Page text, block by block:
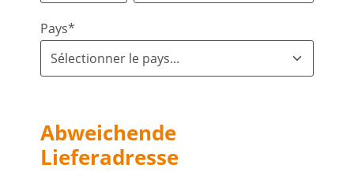
Pays*
Abweichende
Lieferadresse